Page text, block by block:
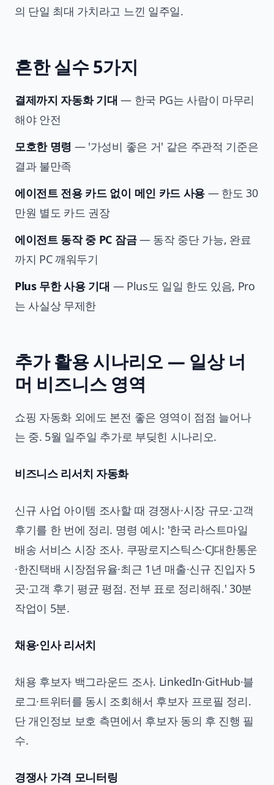
의 단일 최대 가치라고 느낀 일주일.
흔한 실수 5가지
결제까지 자동화 기대 — 한국 PG는 사람이 마무리
해야 안전
모호한 명령 — '가성비 좋은 거' 같은 주관적 기준은
결과 불만족
에이전트 전용 카드 없이 메인 카드 사용— 한도 30
만원 별도 카드 권장
에이전트 동작 중 PC 잠금— 동작 중단 가능, 완료
까지 PC 깨워두기
Plus 무한 사용 기대 — Plus도 일일 한도 있음, Pro
는 사실상 무제한
추가 활용 시나리오 — 일상 너
머 비즈니스 영역
쇼핑 자동화 외에도 본전 좋은 영역이 점점 늘어나
는 중. 5월 일주일 추가로 부딪힌 시나리오.
비즈니스 리서치 자동화
신규 사업 아이템 조사할 때 경쟁사·시장 규모·고객
후기를 한 번에 정리. 명령 예시: '한국 라스트마일
배송 서비스 시장 조사. 쿠팡로지스틱스·CJ대한통운
·한진택배 시장점유율·최근 1년 매출·신규 진입자 5
곳·고객 후기 평균 평점. 전부 표로 정리해줘.' 30분
작업이 5분.
채용·인사 리서치
채용 후보자 백그라운드 조사. LinkedIn·GitHub·블
로그·트위터를 동시 조회해서 후보자 프로필 정리.
단 개인정보 보호 측면에서 후보자 동의 후 진행 필
수.
경쟁사 가격 모니터링